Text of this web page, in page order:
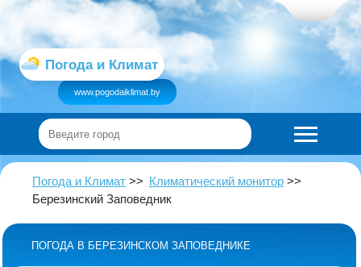
Погода и Климат
www.pogodaiklimat.by
Погода и Климат
Климатический монитор
Березинский Заповедник
ПОГОДА В БЕРЕЗИНСКОМ ЗАПОВЕДНИКЕ